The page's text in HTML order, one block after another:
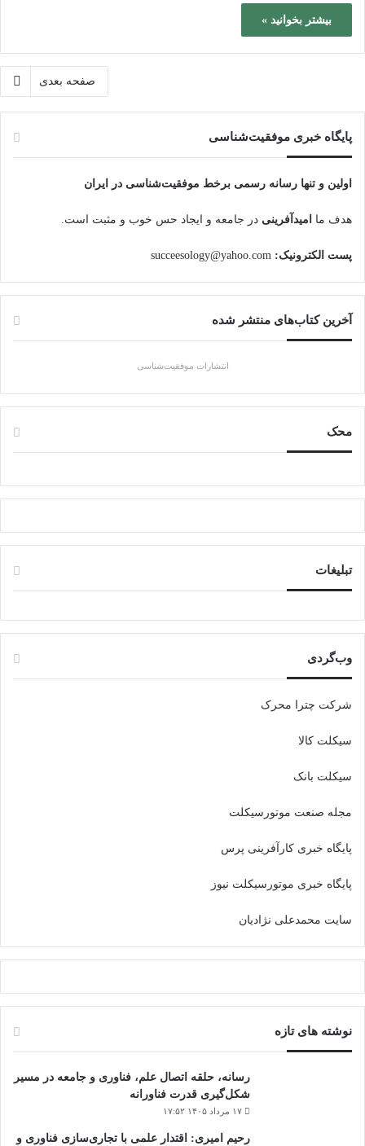
بیشتر بخوانید »
صفحه بعدی
پایگاه‌ خبری موفقیت‌شناسی
اولین و تنها رسانه رسمی برخط موفقیت‌شناسی در ایران
هدف ما امیدآفرینی در جامعه و ایجاد حس خوب و مثبت است.
پست الکترونیک:
آخرین کتاب‌های منتشر شده
انتشارات موفقیت‌شناسی
محک
تبلیغات
وب‌گردی
شرکت چترا محرک
سیکلت کالا
سیکلت بانک
مجله صنعت موتورسیکلت
پایگاه خبری کارآفرینی پرس
پایگاه خبری موتورسیکلت نیوز
سایت محمدعلی نژادیان
نوشته های تازه
رسانه، حلقه اتصال علم، فناوری و جامعه در مسیر
شکل‌گیری قدرت فناورانه
۱۷ مرداد ۱۴۰۵ ۱۷:۵۲
رحیم امیری: اقتدار علمی با تجاری‌سازی فناوری و